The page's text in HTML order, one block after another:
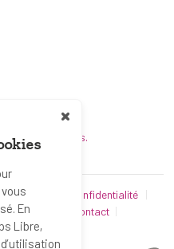
ATL bruxelloises.
Politique de confidentialité
cookies
Contact
En
Libre,